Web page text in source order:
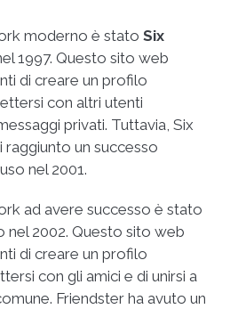
moderno è stato Six
1997. Questo sito web
di creare un profilo
con altri utenti
privati. Tuttavia, Six
raggiunto un successo
nel 2001.
ad avere successo è stato
nel 2002. Questo sito web
di creare un profilo
con gli amici e di unirsi a
Friendster ha avuto un